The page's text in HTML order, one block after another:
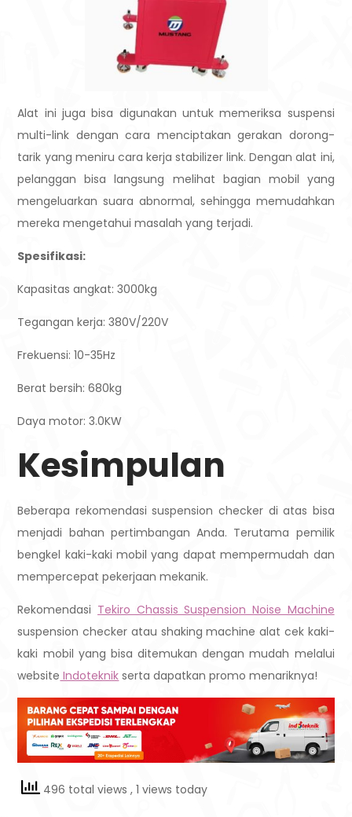
Alat ini juga bisa digunakan untuk memeriksa suspensi
multi-link dengan cara menciptakan gerakan dorong-
tarik yang meniru cara kerja stabilizer link. Dengan alat ini,
pelanggan bisa langsung melihat bagian mobil yang
mengeluarkan suara abnormal, sehingga memudahkan
mereka mengetahui masalah yang terjadi.
Spesifikasi:
Kapasitas angkat: 3000kg
Tegangan kerja: 380V/220V
Frekuensi: 10-35Hz
Berat bersih: 680kg
Daya motor: 3.0KW
Kesimpulan
Beberapa rekomendasi suspension checker di atas bisa
menjadi bahan pertimbangan Anda. Terutama pemilik
bengkel kaki-kaki mobil yang dapat mempermudah dan
mempercepat pekerjaan mekanik.
Rekomendasi Tekiro Chassis Suspension Noise Machine
suspension checker atau shaking machine alat cek kaki-
kaki mobil yang bisa ditemukan dengan mudah melalui
website Indoteknik serta dapatkan promo menariknya!
496 total views, 1 views today